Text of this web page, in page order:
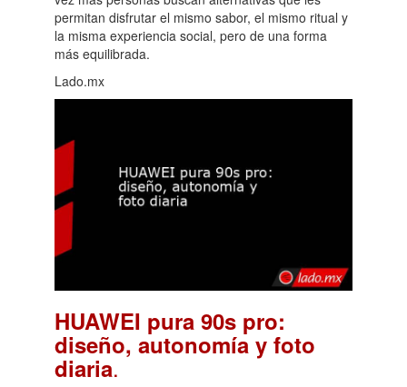
permitan disfrutar el mismo sabor, el mismo ritual y
la misma experiencia social, pero de una forma
más equilibrada.
Lado.mx
HUAWEI pura 90s pro:
diseño, autonomía y foto
diaria.